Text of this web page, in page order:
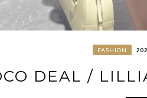
FASHION
DEAL /